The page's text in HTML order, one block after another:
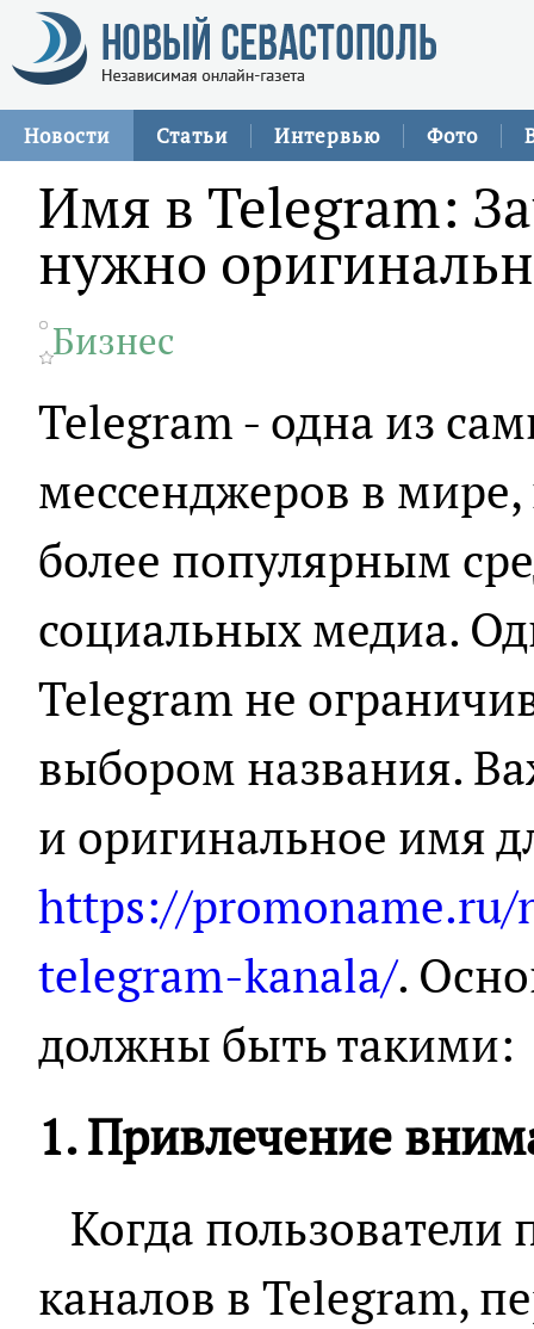
Новости Статьи Интервью Фото
Имя в Telegram:
нужно
Бизнес
Telegram - одна из
мессенджеров в мире,
более популярным
социальных медиа.
Telegram не
выбором названия.
и оригинальное имя
https://
telegram-kanala/.
должны быть такими:
1. Привлечение
Когда пользователи
каналов в Telegram,